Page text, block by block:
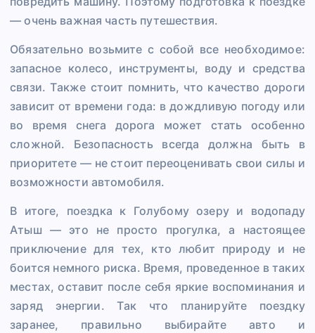
— очень важная часть путешествия.
Обязательно возьмите с собой все необходимое:
запасное колесо, инструменты, воду и средства
связи. Также стоит помнить, что качество дороги
зависит от времени года: в дождливую погоду или
во время снега дорога может стать особенно
сложной. Безопасность всегда должна быть в
приоритете — не стоит переоценивать свои силы и
возможности автомобиля.
В итоге, поездка к Голубому озеру и водопаду
Атыш — это не просто прогулка, а настоящее
приключение для тех, кто любит природу и не
боится немного риска. Время, проведенное в таких
местах, оставит после себя яркие воспоминания и
заряд энергии. Так что планируйте поездку
заранее, правильно выбирайте авто и